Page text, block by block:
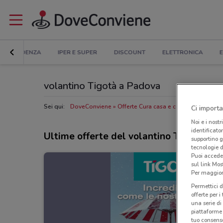
IN EVIDENZA IPER E SUPER DISCOUNT ELETTRONICA
volantino Tigotà a Padova
Sei qui: DoveConviene Offerte Cura casa e corpo a Padova
Ultime offerte del volantino Tigotà
Ci
Noi e i nostri
supportino
tecnologie
Puoi
sul link
Per
Permettici
offerte per
una serie
piattaforme
tuo